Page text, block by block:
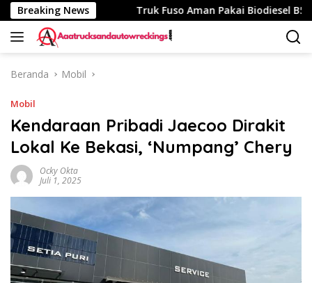
Langsung
ke
konten
Breaking News
340 Km Truk Fuso Aman Pakai Biodiesel B50, tapi
Beranda Mobil
Mobil
Kendaraan Pribadi Jaecoo Dirakit
Lokal Ke Bekasi, ‘Numpang’ Chery
Ocky Okta
Juli 1, 2025